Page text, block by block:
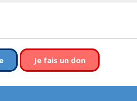
Je fais un don